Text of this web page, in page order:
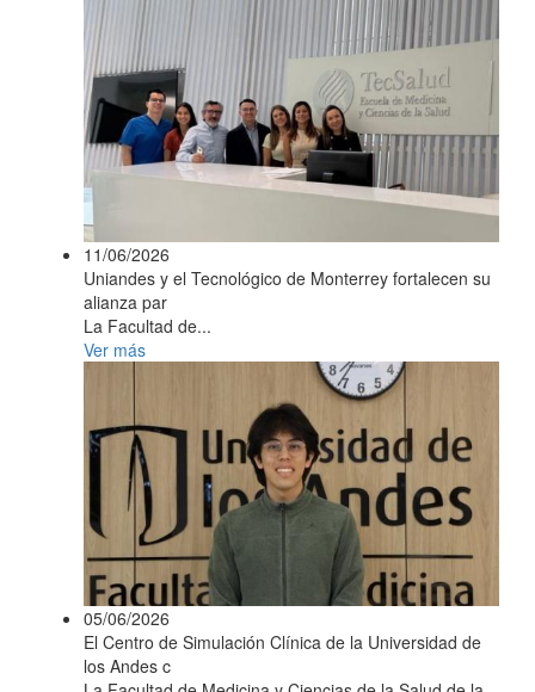
11/06/2026
Uniandes y el Tecnológico de Monterrey fortalecen su
alianza par
La Facultad de...
Ver más
05/06/2026
El Centro de Simulación Clínica de la Universidad de
los Andes c